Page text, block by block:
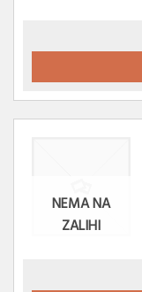
NEMA NA
ZALIHI